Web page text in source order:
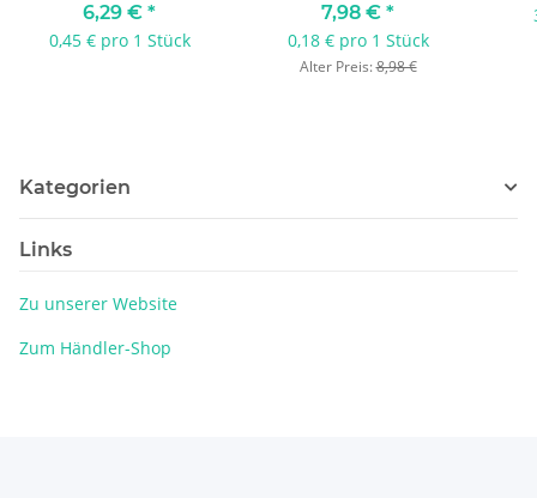
6,29 € *
0,45 € pro 1 Stück
7,98 € *
0,18 € pro 1 Stück
Alter Preis:8,98 €
Kategorien
Links
Zu unserer Website
Zum Händler-Shop